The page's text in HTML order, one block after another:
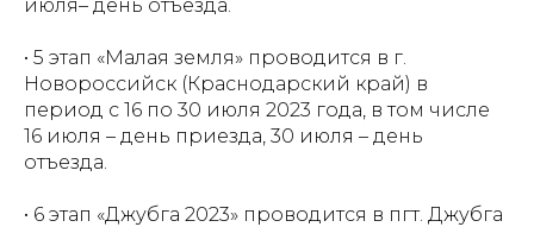
июля– день отъезда.
• 5 этап «Малая земля» проводится в г.
Новороссийск (Краснодарский край) в
период с 16 по 30 июля 2023 года, в том числе
16 июля – день приезда, 30 июля – день
отъезда.
• 6 этап «Джубга 2023» проводится в пгт. Джубга